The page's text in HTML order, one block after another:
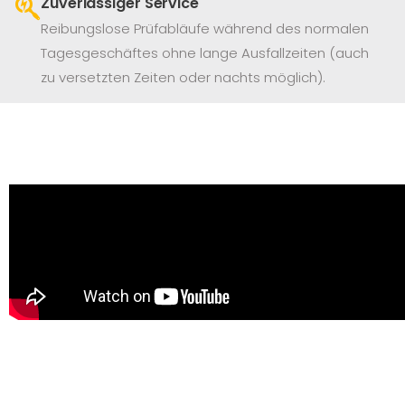
Reibungslose Prüfabläufe während des normalen
Tagesgeschäftes ohne lange Ausfallzeiten (auch
zu versetzten Zeiten oder nachts möglich).